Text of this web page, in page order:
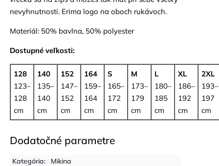
nevyhnutnosti. Erima logo na oboch rukávoch.
Materiál: 50% bavlna, 50% polyester
Dostupné veľkosti:
128
123–
128
cm
140
135–
140
cm
152
147–
152
cm
164
159–
164
cm
S
165–
172
cm
M
173–
179
cm
L
180–
185
cm
XL
186–
192
cm
2XL
193–
197
cm
Dodatočné parametre
Kategória:
Mikina